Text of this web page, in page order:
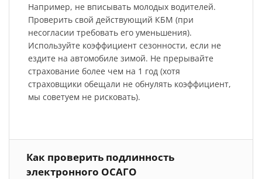
Например, не вписывать молодых водителей.
Проверить свой действующий КБМ (при
несогласии требовать его уменьшения).
Используйте коэффициент сезонности, если не
ездите на автомобиле зимой. Не прерывайте
страхование более чем на 1 год (хотя
страховщики обещали не обнулять коэффициент,
мы советуем не рисковать).
Как проверить подлинность
электронного ОСАГО